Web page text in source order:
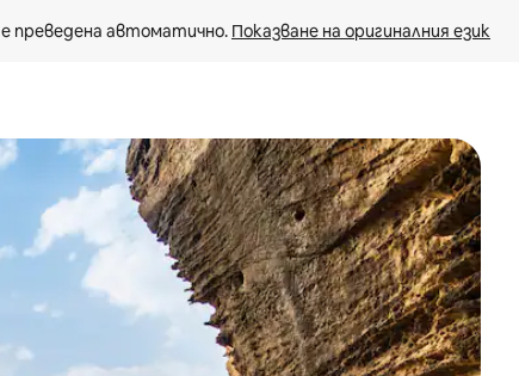
преведена автоматично. Показване на оригиналния език